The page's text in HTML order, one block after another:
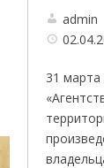
admin
31